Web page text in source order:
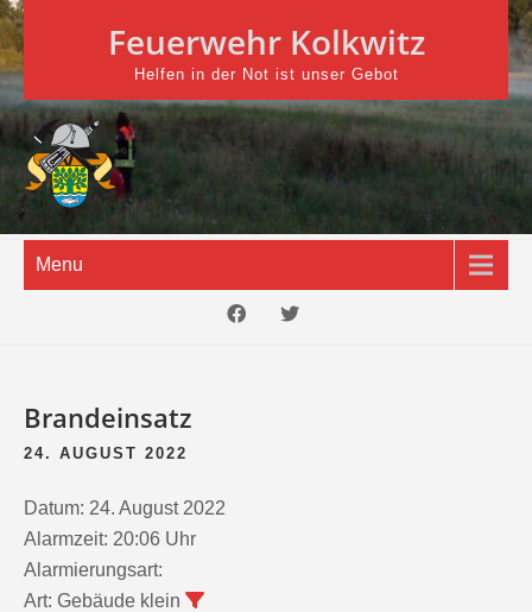
Skip
to
content
Feuerwehr Kolkwitz
Helfen in der Not ist unser Gebot
Menu
Brandeinsatz
24. AUGUST 2022
Datum: 24. August 2022
Alarmzeit: 20:06 Uhr
Alarmierungsart:
Art: Gebäude klein